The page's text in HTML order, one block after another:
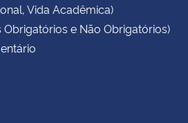
Vida Acadêmica)
Obrigatórios e Não Obrigatórios)